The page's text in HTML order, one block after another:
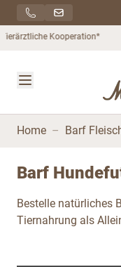
Direkt zum Inhalt
Home – Barf
Barf
Bestelle natürliches
Tiernahrung als